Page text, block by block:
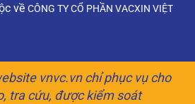
về CÔNG TY CỔ PHẦN VACXIN VIỆT
vnvc.vn chỉ phục vụ cho
tra cứu, được kiểm soát